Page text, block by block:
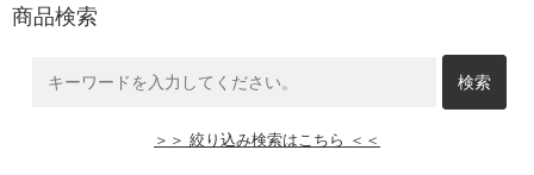
商品検索
＞＞ 絞り込み検索はこちら ＜＜